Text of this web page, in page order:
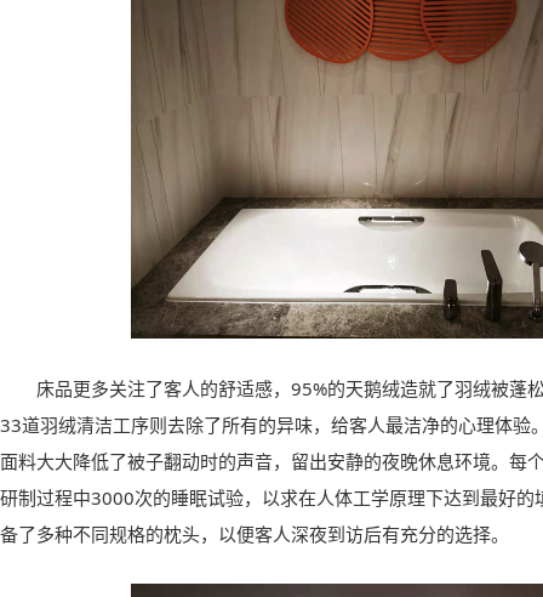
床品更多关注了客人的舒适感，95%的天鹅绒造就了羽绒被蓬
33道羽绒清洁工序则去除了所有的异味，给客人最洁净的心理体验
面料大大降低了被子翻动时的声音，留出安静的夜晚休息环境。每
研制过程中3000次的睡眠试验，以求在人体工学原理下达到最好
备了多种不同规格的枕头，以便客人深夜到访后有充分的选择。